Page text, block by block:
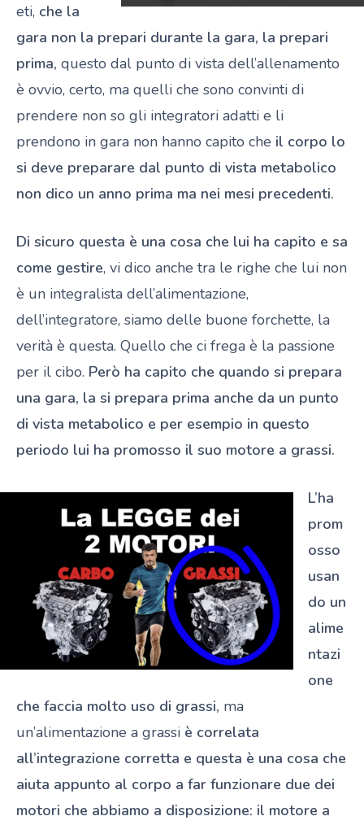
eti, che la
gara non la prepari durante la gara, la prepari
prima, questo dal punto di vista dell’allenamento
è ovvio, certo, ma quelli che sono convinti di
prendere non so gli integratori adatti e li
prendono in gara non hanno capito che il corpo lo
si deve preparare dal punto di vista metabolico
non dico un anno prima ma nei mesi precedenti.
Di sicuro questa è una cosa che lui ha capito e sa
come gestire, vi dico anche tra le righe che lui non
è un integralista dell’alimentazione,
dell’integratore, siamo delle buone forchette, la
verità è questa. Quello che ci frega è la passione
per il cibo. Però ha capito che quando si prepara
una gara, la si prepara prima anche da un punto
di vista metabolico e per esempio in questo
periodo lui ha promosso il suo motore a grassi.
L’ha
prom
osso
usan
do un
alime
ntazi
one
che faccia molto uso di grassi, ma
un’alimentazione a grassi è correlata
all’integrazione corretta e questa è una cosa che
aiuta appunto al corpo a far funzionare due dei
motori che abbiamo a disposizione: il motore a